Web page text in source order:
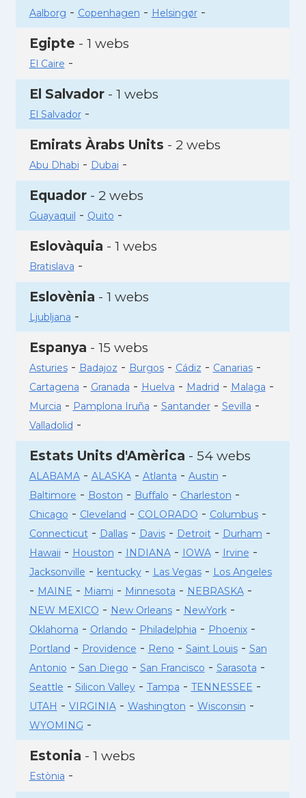
Aalborg - Copenhagen - Helsingør-
Egipte - 1 webs
El Caire -
El Salvador- 1 webs
El Salvador-
Emirats Àrabs Units - 2 webs
Abu Dhabi - Dubai -
Equador- 2 webs
Guayaquil - Quito -
Eslovàquia - 1 webs
Bratislava -
Eslovènia - 1 webs
Ljubljana -
Espanya - 15 webs
Asturies- Badajoz - Burgos- Cádiz - Canarias-
Cartagena - Granada - Huelva - Madrid - Malaga -
Murcia - Pamplona Iruña - Santander- Sevilla -
Valladolid -
Estats Units d'Amèrica - 54 webs
ALABAMA- ALASKA- Atlanta - Austin -
Baltimore - Boston - Buffalo - Charleston -
Chicago - Cleveland - COLORADO - Columbus-
Connecticut- Dallas- Davis- Detroit- Durham -
Hawaii - Houston - INDIANA- IOWA- Irvine -
Jacksonville - kentucky- Las Vegas- Los Angeles
- MAINE - Miami - Minnesota - NEBRASKA-
NEW MEXICO - New Orleans- NewYork-
Oklahoma - Orlando - Philadelphia - Phoenix-
Portland - Providence - Reno - Saint Louis- San
Antonio - San Diego - San Francisco - Sarasota -
Seattle - Silicon Valley- Tampa - TENNESSEE -
UTAH - VIRGINIA- Washington - Wisconsin -
WYOMING -
Estonia - 1 webs
Estònia -